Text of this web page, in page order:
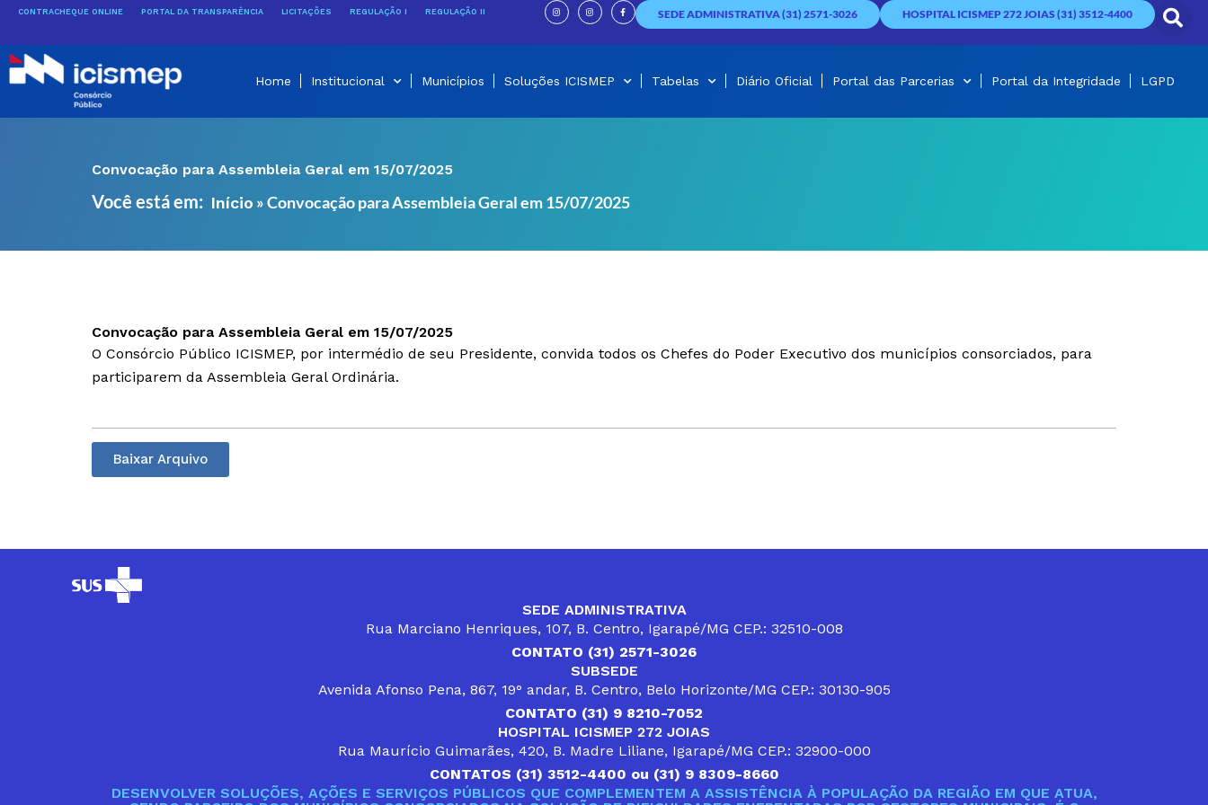
conteúdo
CONTRACHEQUE ONLINE PORTAL DA TRANSPARÊNCIA LICITAÇÕES REGULAÇÃO I REGULAÇÃO II
I
n
s
t
g
I
n
s
t
g
F
a
c
e
o
SEDE ADMINISTRATIVA (31) 2571-3026 HOSPITAL ICISMEP 272 JOIAS (31) 3512-4400
Home Institucional Municípios Soluções ICISMEP Tabelas Diário Oficial Portal das Parcerias Portal da Integridade LGPD
Convocação para Assembleia Geral em 15/07/2025
Você está em: Início »Convocação para Assembleia Geral em 15/07/2025
Convocação para Assembleia Geral em 15/07/2025
O Consórcio Público ICISMEP, por intermédio de seu Presidente, convida todos os Chefes do Poder Executivo dos municípios consorciados, para
participarem da Assembleia Geral Ordinária.
Baixar Arquivo
SEDE ADMINISTRATIVA
Rua Marciano Henriques, 107, B. Centro, Igarapé/MG CEP.: 32510-008
CONTATO (31) 2571-3026
SUBSEDE
Avenida Afonso Pena, 867, 19° andar, B. Centro, Belo Horizonte/MG CEP.: 30130-905
CONTATO (31) 9 8210-7052
HOSPITAL ICISMEP 272 JOIAS
Rua Maurício Guimarães, 420, B. Madre Liliane, Igarapé/MG CEP.: 32900-000
CONTATOS (31) 3512-4400 ou (31) 9 8309-8660
DESENVOLVER SOLUÇÕES, AÇÕES E SERVIÇOS PÚBLICOS QUE COMPLEMENTEM A ASSISTÊNCIA À POPULAÇÃO DA REGIÃO EM QUE ATUA,